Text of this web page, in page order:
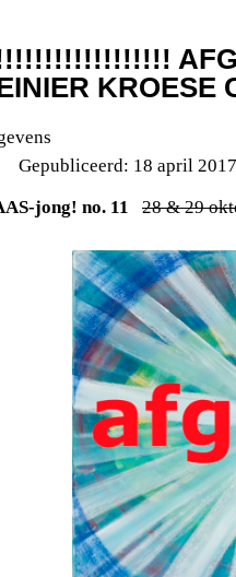
KROESE
Gepubliceerd: 18 april 2017
jong! no. 11 28 & 29